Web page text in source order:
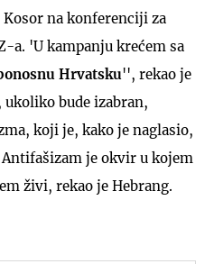
na konferenciji za
a. 'U kampanju krećem sa
Hrvatsku'', rekao je
ukoliko bude izabran,
koji je, kako je naglasio,
je okvir u kojem
živi, rekao je Hebrang.